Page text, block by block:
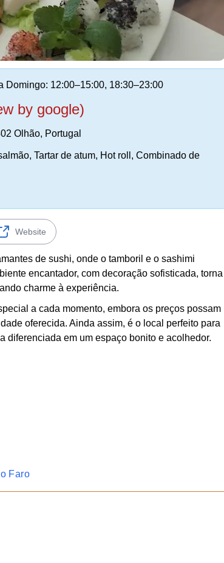
Domingo: 12:00–15:00, 18:30–23:00
by google)
Olhão, Portugal
Tartar de atum, Hot roll, Combinado de
Website
de sushi, onde o tamboril e o sashimi
encantador, com decoração sofisticada, torna
charme à experiência.
a cada momento, embora os preços possam
oferecida. Ainda assim, é o local perfeito para
diferenciada em um espaço bonito e acolhedor.
Faro